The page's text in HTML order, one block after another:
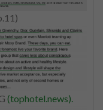
(tophotel.news).